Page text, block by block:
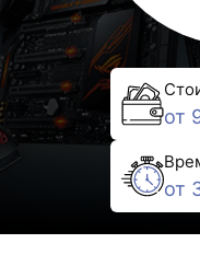
от
от